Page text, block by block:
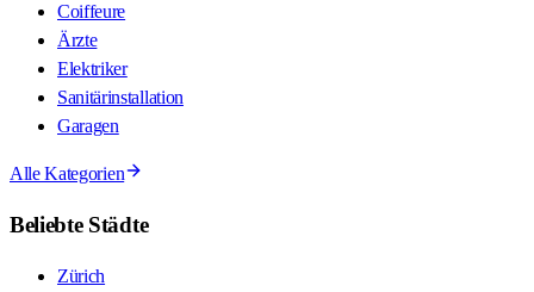
Coiffeure
Ärzte
Elektriker
Sanitärinstallation
Garagen
Alle Kategorien
Beliebte Städte
Zürich